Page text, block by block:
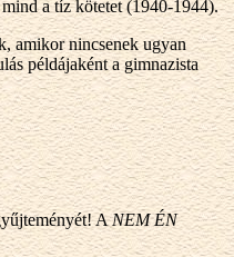
a tíz kötetet (1940-1944).
amikor nincsenek ugyan
példájaként a gimnazista
ANEM ÉN